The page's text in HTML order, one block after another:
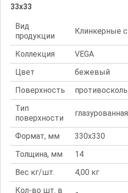
33x33
Вид
продукции
Клинкерные
Коллекция
VEGA
Цвет
бежевый
Поверхность
Тип
поверхности
глазурованная
Формат, мм
330x330
Толщина, мм
14
Вес кг/шт.
4,00 кг
Кол-во шт. в